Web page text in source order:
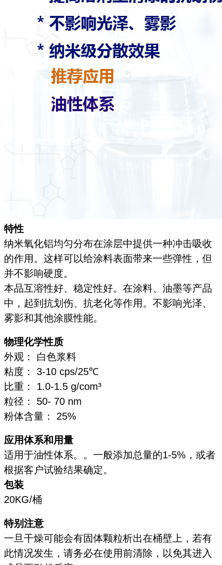
特性
纳米氧化铝均匀分布在涂层中提供一种冲击吸收
的作用。这样可以给涂料表面带来一些弹性，但
并不影响硬度。
本品互溶性好、稳定性好。在涂料、油墨等产品
中，起到抗划伤、抗老化等作用。不影响光泽、
雾影和其他涂膜性能。
物理化学性质
外观： 白色浆料
粘度： 3-10 cps/25℃
比重： 1.0-1.5 g/com³
粒径： 50- 70 nm
粉体含量： 25%
应用体系和用量
适用于油性体系。。一般添加总量的1-5%，或者
根据客户试验结果确定。
包装
20KG/桶
特别注意
一旦干燥可能会有固体颗粒析出在桶壁上，若有
此情况发生，请务必在使用前清除，以免其进入